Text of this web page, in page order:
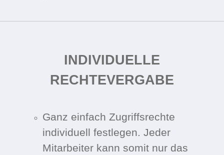
INDIVIDUELLE
RECHTE­VERGABE
Ganz einfach Zugriffsrechte
individuell festlegen. Jeder
Mitarbeiter kann somit nur das